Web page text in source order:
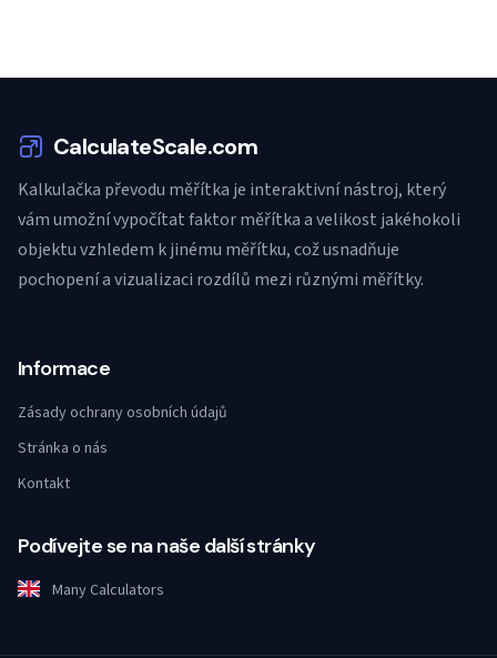
CalculateScale.com
Kalkulačka převodu měřítka je interaktivní nástroj, který
vám umožní vypočítat faktor měřítka a velikost jakéhokoli
objektu vzhledem k jinému měřítku, což usnadňuje
pochopení a vizualizaci rozdílů mezi různými měřítky.
Informace
Zásady ochrany osobních údajů
Stránka o nás
Kontakt
Podívejte se na naše další stránky
Many Calculators